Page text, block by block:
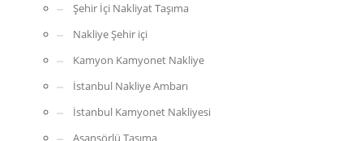
Şehir İçi Nakliyat Taşıma
Nakliye Şehir içi
Kamyon Kamyonet Nakliye
İstanbul Nakliye Ambarı
İstanbul Kamyonet Nakliyesi
Asansörlü Taşıma